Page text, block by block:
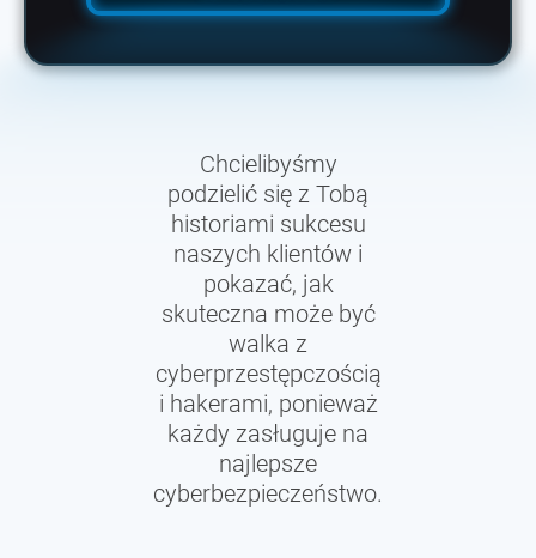
Chcielibyśmy
podzielić się z Tobą
historiami sukcesu
naszych klientów i
pokazać, jak
skuteczna może być
walka z
cyberprzestępczością
i hakerami, ponieważ
każdy zasługuje na
najlepsze
cyberbezpieczeństwo.